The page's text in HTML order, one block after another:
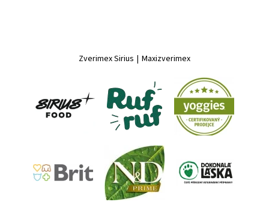
Zverimex Sirius | Maxizverimex